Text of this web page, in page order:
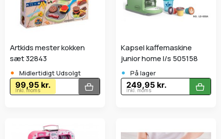
Artkids mester kokken
sæt 32843
• Midlertidigt Udsolgt
99,95 kr.
Inkl. moms
Kapsel kaffemaskine
junior home l/s 505158
• På lager
249,95 kr.
Inkl. moms